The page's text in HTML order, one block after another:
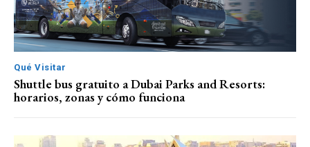
Qué Visitar
Shuttle bus gratuito a Dubai Parks and Resorts:
horarios, zonas y cómo funciona